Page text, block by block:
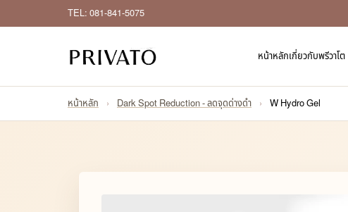
TEL: 081-841-5075
หน้าหลักเกี่ยวกับพรีวาโต
หน้าหลัก › Dark Spot Reduction - ลดจุดด่างดำ › W Hydro Gel